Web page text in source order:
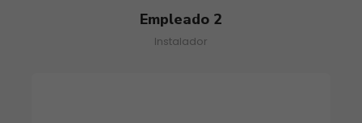
Empleado 2
Instalador